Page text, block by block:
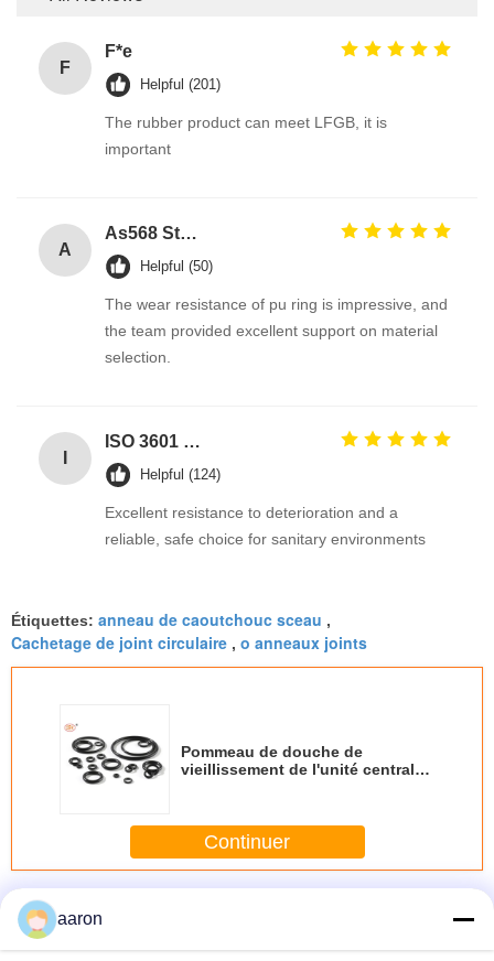
F
F*e
Helpful (201)
The rubber product can meet LFGB, it is
important
A
As568 Standard PU Polyurethane O Ring
Helpful (50)
The wear resistance of pu ring is impressive, and
the team provided excellent support on material
selection.
ISO 3601 Excellent Weathering Resistance EPDM Rubber O Rings Seals for Industrial Applications
Helpful (124)
Excellent resistance to deterioration and a
reliable, safe choice for sanitary environments
Étiquettes: anneau de caoutchouc sceau ,
Cachetage de joint circulaire , o anneaux joints
Pommeau de douche de
vieillissement de l'unité centrale
Continuer
Plus
aaron